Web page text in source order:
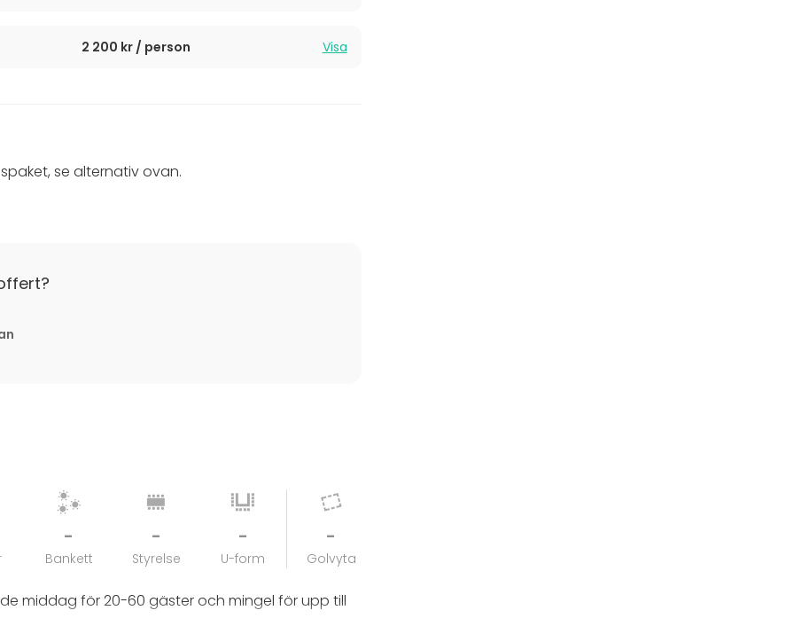
2 200 kr / person Visa
se alternativ ovan.
-
Bankett
-
Styrelse
-
U-form
-
Golvyta
middag för 20-60 gäster och mingel för upp till